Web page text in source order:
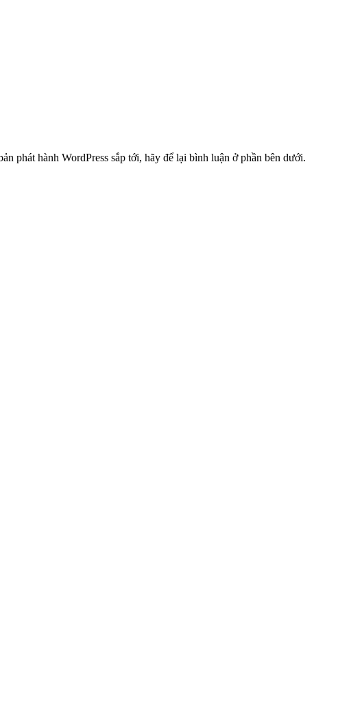
phát hành WordPress sắp tới, hãy để lại bình luận ở phần bên dưới.